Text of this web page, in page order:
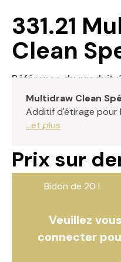
331.21
Clean
Référence du produit :
Multidraw Clean
Additif d'étirage pour
...et plus
Prix sur
Bidon de 20 l
Veuillez
connecter